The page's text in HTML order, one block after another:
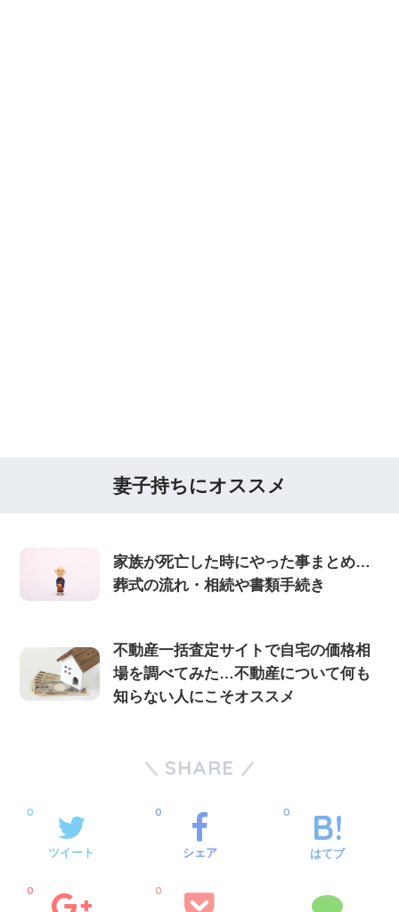
妻子持ちにオススメ
家族が死亡した時にやった事まとめ…
葬式の流れ・相続や書類手続き
不動産一括査定サイトで自宅の価格相
場を調べてみた…不動産について何も
知らない人にこそオススメ
SHARE
ツイート
0
シェア
0
はてブ
0
0 0